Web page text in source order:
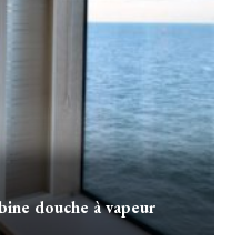
douche à vapeur